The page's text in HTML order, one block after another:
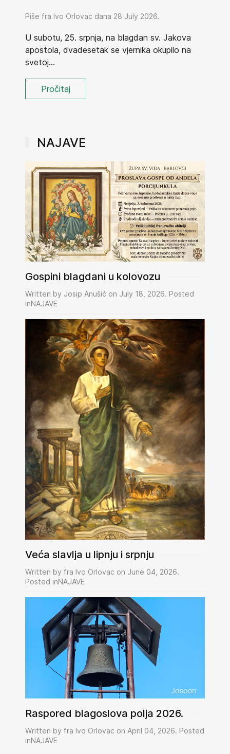
Piše fra Ivo Orlovac dana 28 July 2026.
U subotu, 25. srpnja, na blagdan sv. Jakova
apostola, dvadesetak se vjernika okupilo na
svetoj...
Pročitaj
NAJAVE
Gospini blagdani u kolovozu
Written by Josip Anušić on July 18, 2026. Posted
inNAJAVE
Veća slavlja u lipnju i srpnju
Written by fra Ivo Orlovac on June 04, 2026.
Posted inNAJAVE
Raspored blagoslova polja 2026.
Written by fra Ivo Orlovac on April 04, 2026. Posted
inNAJAVE